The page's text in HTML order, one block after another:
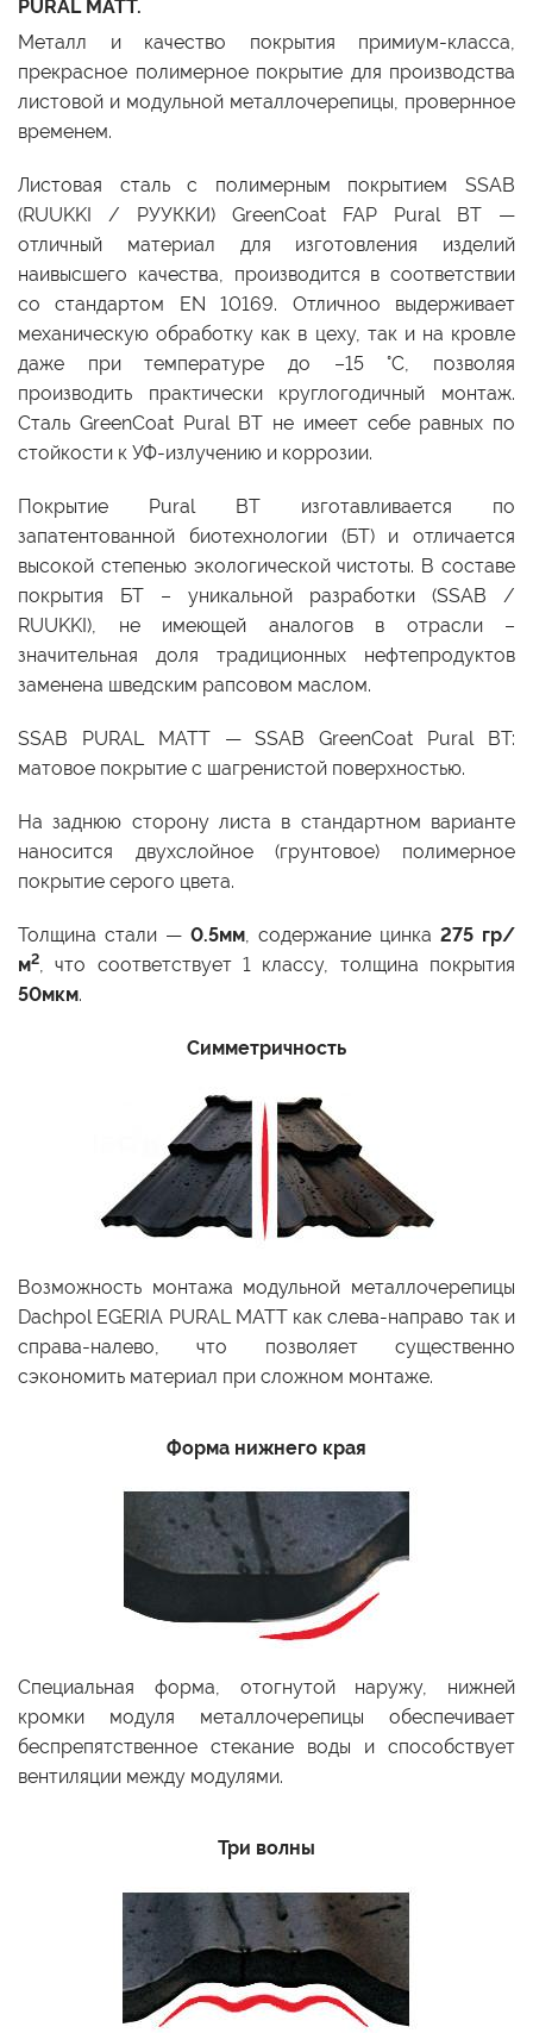
PURAL MATT.
Металл и качество покрытия примиум-класса,
прекрасное полимерное покрытие для производства
листовой и модульной металлочерепицы, провернное
временем.
Листовая сталь с полимерным покрытием SSAB
(RUUKKI / РУУККИ) GreenCoat FAP Pural BT —
отличный материал для изготовления изделий
наивысшего качества, производится в соответствии
со стандартом EN 10169. Отличноо выдерживает
механическую обработку как в цеху, так и на кровле
даже при температуре до –15 °C, позволяя
производить практически круглогодичный монтаж.
Сталь GreenCoat Pural BT не имеет себе равных по
стойкости к УФ-излучению и коррозии.
Покрытие Pural BT изготавливается по
запатентованной биотехнологии (БТ) и отличается
высокой степенью экологической чистоты. В составе
покрытия БT – уникальной разработки (SSAB /
RUUKKI), не имеющей аналогов в отрасли –
значительная доля традиционных нефтепродуктов
заменена шведским рапсовом маслом.
SSAB PURAL MATT — SSAB GreenCoat Pural BT:
матовое покрытие с шагренистой поверхностью.
На заднюю сторону листа в стандартном варианте
наносится двухслойное (грунтовое) полимерное
покрытие серого цвета.
Толщина стали — 0.5мм, содержание цинка 275 гр/
м2, что соответствует 1 классу, толщина покрытия
50мкм.
Симметричность
Возможность монтажа модульной металлочерепицы
Dachpol EGERIA PURAL MATT как слева-направо так и
справа-налево, что позволяет существенно
сэкономить материал при сложном монтаже.
Форма нижнего края
Специальная форма, отогнутой наружу, нижней
кромки модуля металлочерепицы обеспечивает
беспрепятственное стекание воды и способствует
вентиляции между модулями.
Три волны